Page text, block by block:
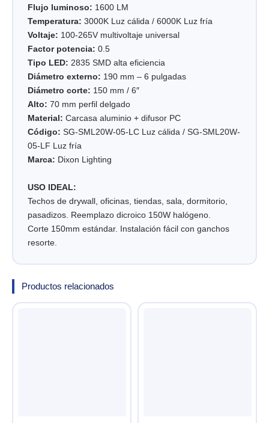
Flujo luminoso: 1600 LM
Temperatura: 3000K Luz cálida / 6000K Luz fría
Voltaje: 100-265V multivoltaje universal
Factor potencia: 0.5
Tipo LED: 2835 SMD alta eficiencia
Diámetro externo: 190 mm – 6 pulgadas
Diámetro corte: 150 mm / 6″
Alto: 70 mm perfil delgado
Material: Carcasa aluminio + difusor PC
Código: SG-SML20W-05-LC Luz cálida / SG-SML20W-
05-LF Luz fría
Marca: Dixon Lighting
USO IDEAL:
Techos de drywall, oficinas, tiendas, sala, dormitorio,
pasadizos. Reemplazo dicroico 150W halógeno.
Corte 150mm estándar. Instalación fácil con ganchos
resorte.
Productos relacionados